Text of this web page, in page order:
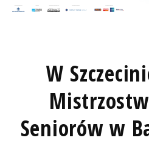
W
Seniorów w